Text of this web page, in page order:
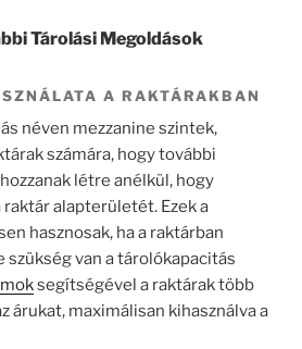
Tárolási Megoldások
A RAKTÁRAKBAN
néven mezzanine szintek,
számára, hogy további
létre anélkül, hogy
alapterületét. Ezek a
hasznosak, ha a raktárban
szükség van a tárolókapacitás
segítségével a raktárak több
árukat, maximálisan kihasználva a